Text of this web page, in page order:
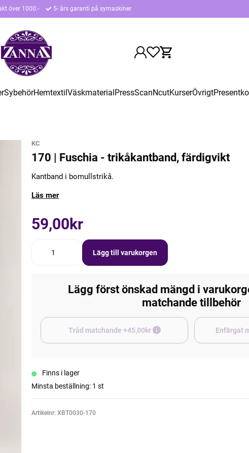
över 1000:- 5- års garanti på symaskiner
SybehörHemtextilVäskmaterialPressScanNcutKurserÖvrigt
KC
170 | Fuschia - trikåkantband, färdigvikt
Kantband i bomullstrikå.
Läs mer
59,00kr
Lägg till varukorgen
Lägg först önskad mängd i
matchande tillbehör
Tråd matchande +45,00kr Enfärgat
Finns i lager
Minsta beställning: 1 st
Artikelnr: XBT0030-170